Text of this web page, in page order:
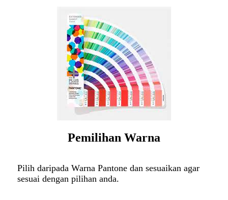
Pemilihan Warna
Pilih daripada Warna Pantone dan sesuaikan agar
sesuai dengan pilihan anda.